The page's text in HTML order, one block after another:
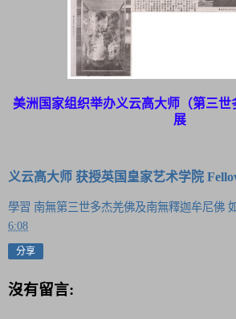
美洲国家组织举办义云高大师（第三
展
义云高大师 获授英国皇家艺术学院
學習 南無第三世多杰羌佛及南無釋迦牟尼佛
6:08
分享
沒有留言: